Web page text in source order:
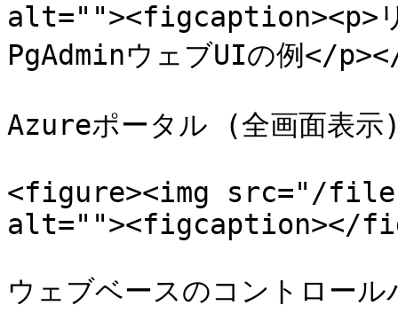
alt=""><figcaption><p>リ
PgAdminウェブUIの例</
Azureポータル (全画面表示
<figure><img src="/files/
alt=""><figcaption></
ウェブベースのコントロール